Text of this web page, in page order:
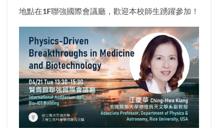
地點在1F聯強國際會議廳，歡迎本校師生踴躍參加！